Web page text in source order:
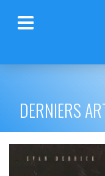
DERNIERS